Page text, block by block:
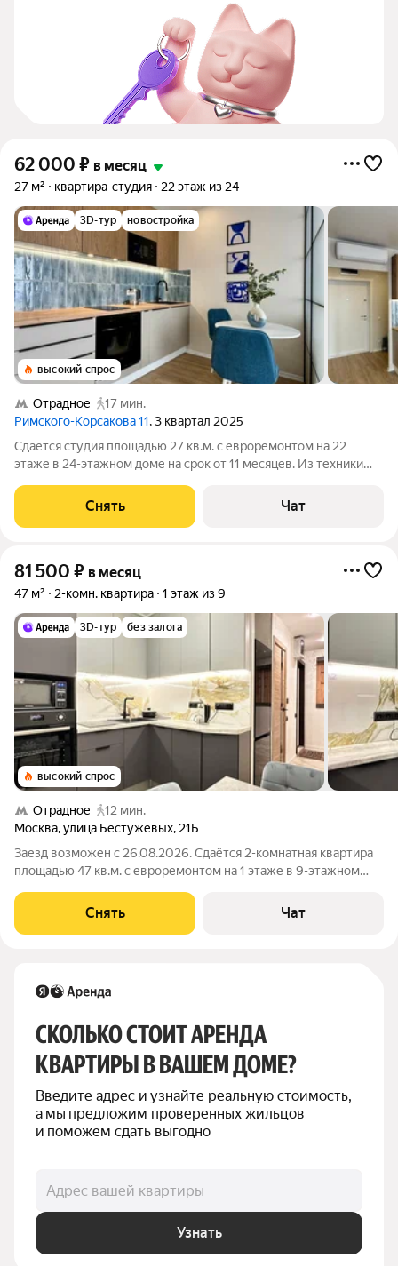
62 000 ₽ в месяц
27 м² квартира-студия 22 этаж из 24
3D-тур новостройка
высокий спрос
Отрадное
17 мин.
Римского-Корсакова 11, 3 квартал 2025
Сдаётся студия площадью 27 кв.м. с евроремонтом на 22
этаже в 24-этажном доме на срок от 11 месяцев. Из техники
Холодильник Посудомоечная машина Кондиционер
Микроволновка Дом - монолитный, окна
Снять Чат
81 500 ₽ в месяц
47 м² 2-комн. квартира 1 этаж из 9
3D-тур без залога
высокий спрос
Отрадное
12 мин.
Москва,улица Бестужевых, 21Б
Заезд возможен с 26.08.2026. Сдаётся 2-комнатная квартира
площадью 47 кв.м. с евроремонтом на 1 этаже в 9-этажном
Духовой шкаф Стиральная машина Холодильник
Микроволновка Пылесос Дом -
Снять Чат
СКОЛЬКО СТОИТ АРЕНДА
КВАРТИРЫ В ВАШЕМ ДОМЕ?
Введите адрес и узнайте реальную стоимость,
а мы предложим проверенных жильцов
и поможем сдать выгодно
Адрес вашей квартиры
Узнать